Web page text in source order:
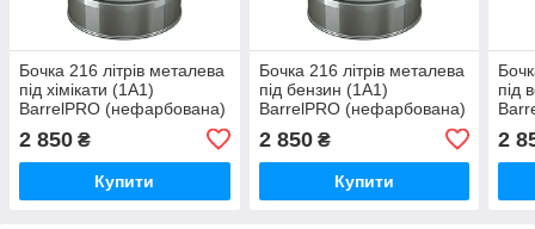
Бочка 216 літрів металева
під хімікати (1A1)
BarrelPRO (нефарбована)
2 850 ₴
Купити
Бочка 216 літрів металева
під бензин (1A1)
BarrelPRO (нефарбована)
2 850₴
Купити
під
2